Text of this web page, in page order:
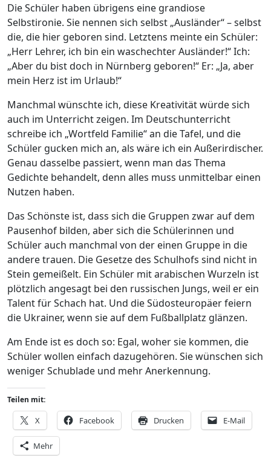
Die Schüler haben übrigens eine grandiose
Selbstironie. Sie nennen sich selbst „Ausländer“ – selbst
die, die hier geboren sind. Letztens meinte ein Schüler:
„Herr Lehrer, ich bin ein waschechter Ausländer!“ Ich:
„Aber du bist doch in Nürnberg geboren!“ Er: „Ja, aber
mein Herz ist im Urlaub!“
Manchmal wünschte ich, diese Kreativität würde sich
auch im Unterricht zeigen. Im Deutschunterricht
schreibe ich „Wortfeld Familie“ an die Tafel, und die
Schüler gucken mich an, als wäre ich ein Außerirdischer.
Genau dasselbe passiert, wenn man das Thema
Gedichte behandelt, denn alles muss unmittelbar einen
Nutzen haben.
Das Schönste ist, dass sich die Gruppen zwar auf dem
Pausenhof bilden, aber sich die Schülerinnen und
Schüler auch manchmal von der einen Gruppe in die
andere trauen. Die Gesetze des Schulhofs sind nicht in
Stein gemeißelt. Ein Schüler mit arabischen Wurzeln ist
plötzlich angesagt bei den russischen Jungs, weil er ein
Talent für Schach hat. Und die Südosteuropäer feiern
die Ukrainer, wenn sie auf dem Fußballplatz glänzen.
Am Ende ist es doch so: Egal, woher sie kommen, die
Schüler wollen einfach dazugehören. Sie wünschen sich
weniger Schublade und mehr Anerkennung.
Teilen mit:
X Facebook Drucken E-Mail
Mehr